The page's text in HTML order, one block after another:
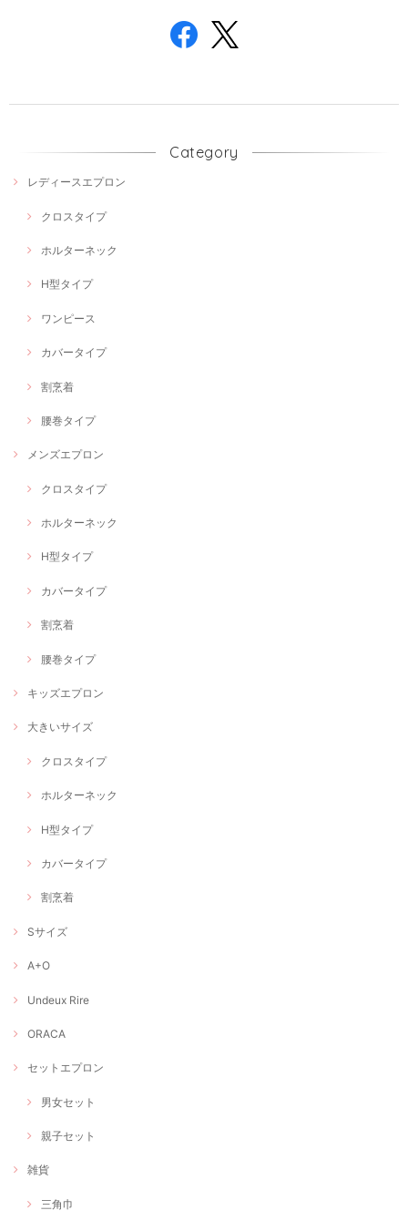
Category
レディースエプロン
クロスタイプ
ホルターネック
H型タイプ
ワンピース
カバータイプ
割烹着
腰巻タイプ
メンズエプロン
クロスタイプ
ホルターネック
H型タイプ
カバータイプ
割烹着
腰巻タイプ
キッズエプロン
大きいサイズ
クロスタイプ
ホルターネック
H型タイプ
カバータイプ
割烹着
Sサイズ
A+O
Undeux Rire
ORACA
セットエプロン
男女セット
親子セット
雑貨
三角巾